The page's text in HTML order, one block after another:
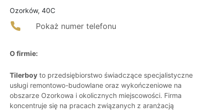
Ozorków, 40C
Pokaż numer telefonu
O firmie:
Tilerboy to przedsiębiorstwo świadczące specjalistyczne
usługi remontowo-budowlane oraz wykończeniowe na
obszarze Ozorkowa i okolicznych miejscowości. Firma
koncentruje się na pracach związanych z aranżacją